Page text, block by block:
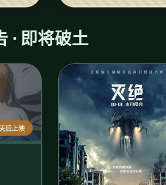
· 即将破土
后上映